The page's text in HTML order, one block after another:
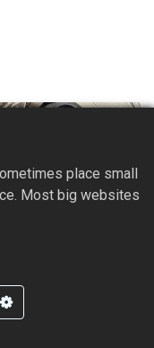
place small
Most big websites